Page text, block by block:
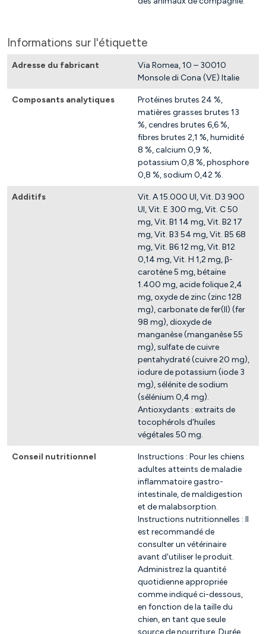
Informations sur l'étiquette
Adresse du fabricant
Via Romea, 10 – 30010
Monsole di Cona (VE) Italie
Composants analytiques
Protéines brutes 24 %,
matières grasses brutes 13
%, cendres brutes 6,6 %,
fibres brutes 2,1 %, humidité
8 %, calcium 0,9 %,
potassium 0,8 %, phosphore
0,8 %, sodium 0,42 %.
Additifs
Vit. A 15.000 UI, Vit. D3 900
UI, Vit. E 300 mg, Vit. C 50
mg, Vit. B1 14 mg, Vit. B2 17
mg, Vit. B3 54 mg, Vit. B5 68
mg, Vit. B6 12 mg, Vit. B12
0,14 mg, Vit. H 1,2 mg, β-
carotène 5 mg, bétaïne
1.400 mg, acide folique 2,4
mg, oxyde de zinc (zinc 128
mg), carbonate de fer(II) (fer
98 mg), dioxyde de
manganèse (manganèse 55
mg), sulfate de cuivre
pentahydraté (cuivre 20 mg),
iodure de potassium (iode 3
mg), sélénite de sodium
(sélénium 0,4 mg).
Antioxydants : extraits de
tocophérols d'huiles
végétales 50 mg.
Conseil nutritionnel
Instructions : Pour les chiens
adultes atteints de maladie
inflammatoire gastro-
intestinale, de maldigestion
et de malabsorption.
Instructions nutritionnelles : Il
est recommandé de
consulter un vétérinaire
avant d'utiliser le produit.
Administrez la quantité
quotidienne appropriée
comme indiqué ci-dessous,
en fonction de la taille du
chien, en tant que seule
source de nourriture. Durée